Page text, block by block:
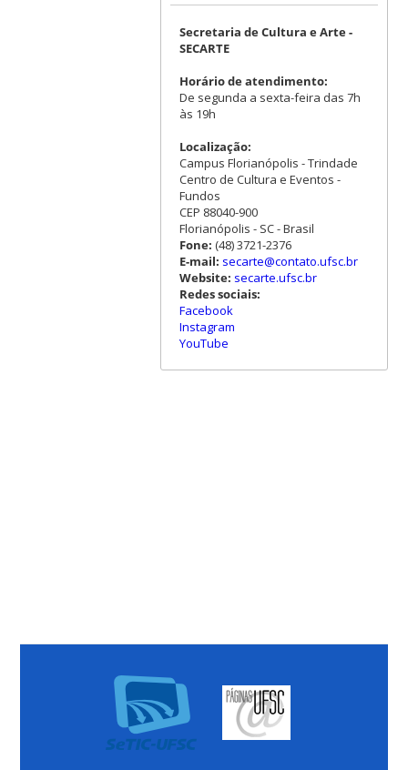
Secretaria de Cultura e Arte -
SECARTE
Horário de atendimento:
De segunda a sexta-feira das 7h
às 19h
Localização:
Campus Florianópolis - Trindade
Centro de Cultura e Eventos -
Fundos
CEP 88040-900
Florianópolis - SC - Brasil
Fone: (48) 3721-2376
E-mail: secarte@contato.ufsc.br
Website: secarte.ufsc.br
Redes sociais:
Facebook
Instagram
YouTube